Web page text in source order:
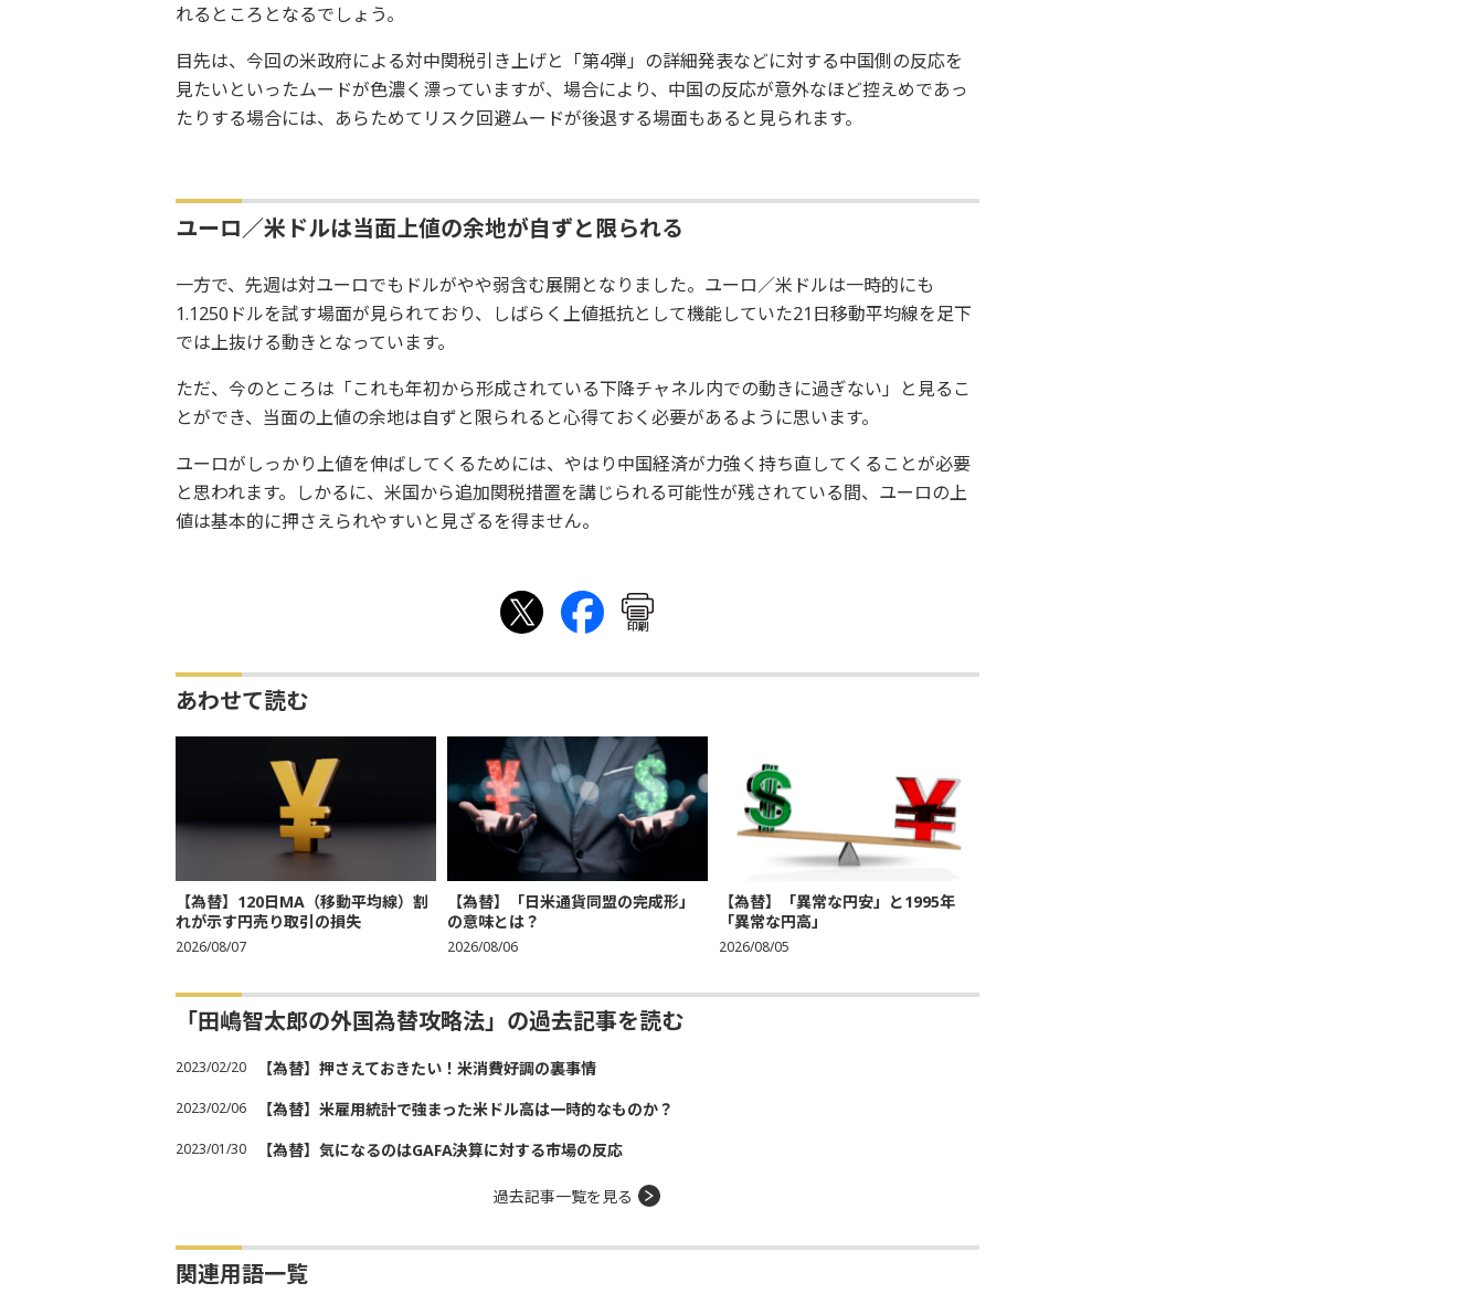
れるところとなるでしょう。
目先は、今回の米政府による対中関税引き上げと「第4弾」の詳細発表などに対する中国側の反応を
見たいといったムードが色濃く漂っていますが、場合により、中国の反応が意外なほど控えめであっ
たりする場合には、あらためてリスク回避ムードが後退する場面もあると見られます。
ユーロ／米ドルは当面上値の余地が自ずと限られる
一方で、先週は対ユーロでもドルがやや弱含む展開となりました。ユーロ／米ドルは一時的にも
1.1250ドルを試す場面が見られており、しばらく上値抵抗として機能していた21日移動平均線を足下
では上抜ける動きとなっています。
ただ、今のところは「これも年初から形成されている下降チャネル内での動きに過ぎない」と見るこ
とができ、当面の上値の余地は自ずと限られると心得ておく必要があるように思います。
ユーロがしっかり上値を伸ばしてくるためには、やはり中国経済が力強く持ち直してくることが必要
と思われます。しかるに、米国から追加関税措置を講じられる可能性が残されている間、ユーロの上
値は基本的に押さえられやすいと見ざるを得ません。
印刷
あわせて読む
【為替】120日MA（移動平均線）割
れが示す円売り取引の損失
2026/08/07
【為替】「日米通貨同盟の完成形」
の意味とは？
2026/08/06
【為替】「異常な円安」と1995年
「異常な円高」
2026/08/05
「田嶋智太郎の外国為替攻略法」の過去記事を読む
2023/02/20 【為替】押さえておきたい！米消費好調の裏事情
2023/02/06 【為替】米雇用統計で強まった米ドル高は一時的なものか？
2023/01/30 【為替】気になるのはGAFA決算に対する市場の反応
過去記事一覧を見る
関連用語一覧